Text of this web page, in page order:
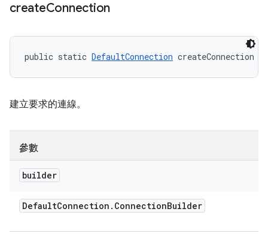
createConnection
public static DefaultConnection createConnection (
建立要求的連線。
參數
builder
DefaultConnection . ConnectionBuilder